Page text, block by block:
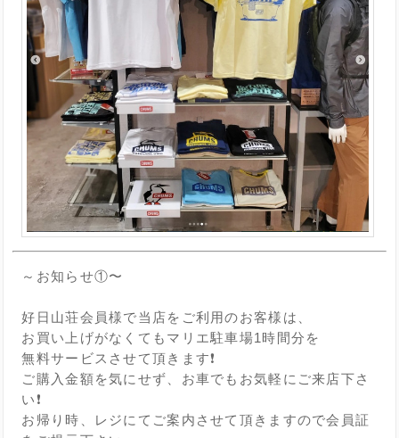
～お知らせ①〜
好日山荘会員様で当店をご利用のお客様は、
お買い上げがなくてもマリエ駐車場1時間分を
無料サービスさせて頂きます❗️
ご購入金額を気にせず、お車でもお気軽にご来店下さ
い❗️
お帰り時、レジにてご案内させて頂きますので会員証